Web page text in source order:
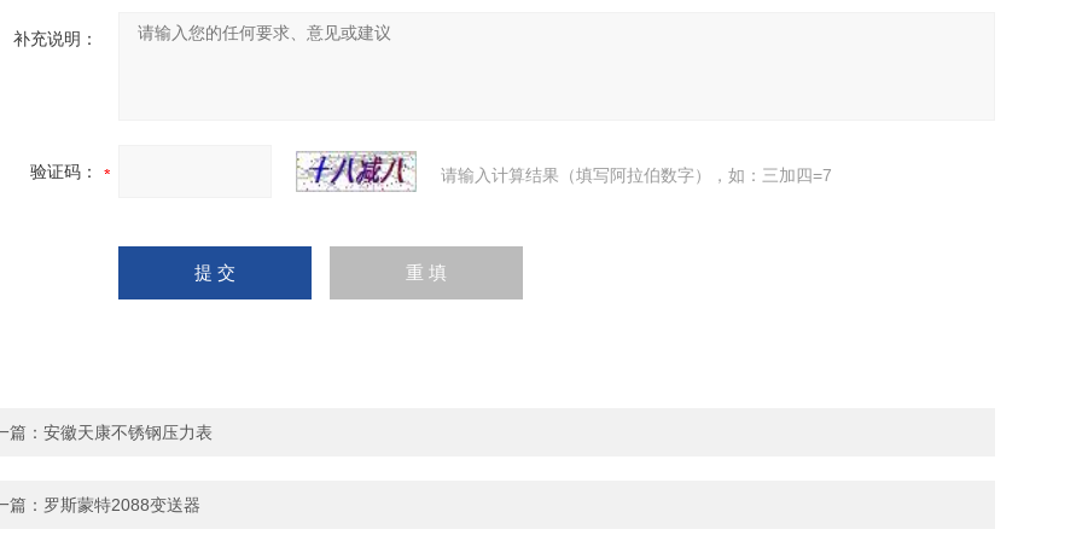
补充说明：
验证码： 请输入计算结果（填写阿拉伯数字），如：三加四=7
篇： 安徽天康不锈钢压力表
篇： 罗斯蒙特2088变送器